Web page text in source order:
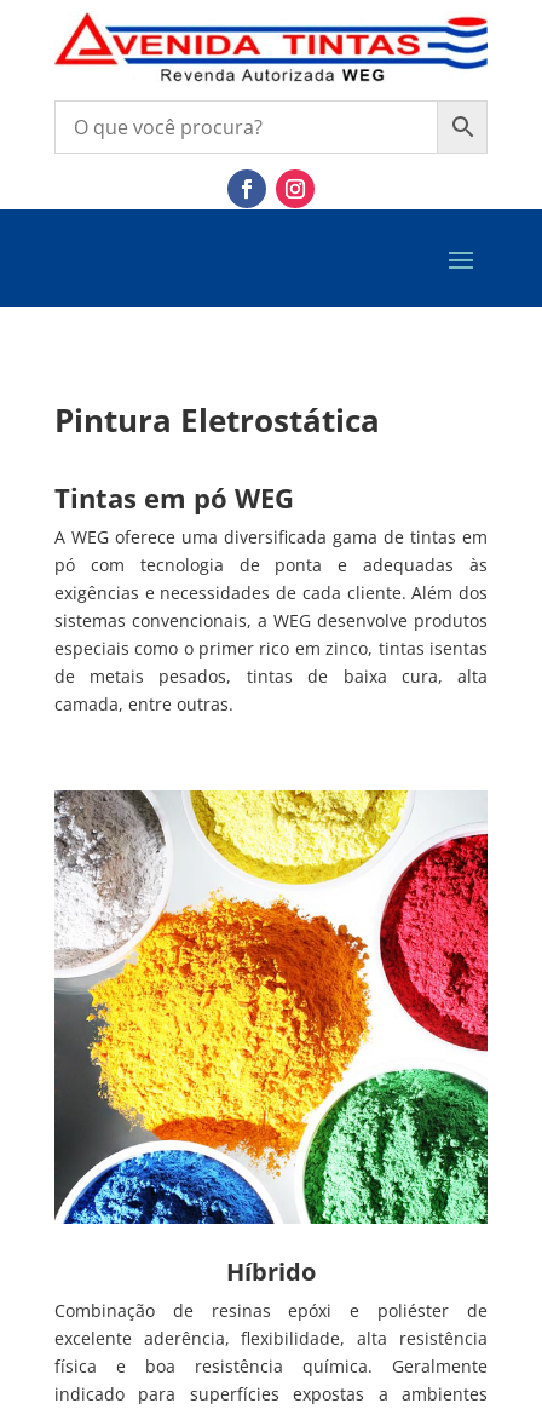
Pintura Eletrostática
Tintas em pó WEG
A WEG oferece uma diversificada gama de tintas em
pó com tecnologia de ponta e adequadas às
exigências e necessidades de cada cliente. Além dos
sistemas convencionais, a WEG desenvolve produtos
especiais como o primer rico em zinco, tintas isentas
de metais pesados, tintas de baixa cura, alta
camada, entre outras.
Híbrido
Combinação de resinas epóxi e poliéster de
excelente aderência, flexibilidade, alta resistência
física e boa resistência química. Geralmente
indicado para superfícies expostas a ambientes